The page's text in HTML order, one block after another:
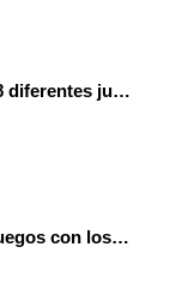
Programa con Scratch, 8 diferentes juegos para vivir la emoción de los partidos de España en el mundial 2026
Programa con Scratch juegos con los partidos del mundial 2026 ganados por España